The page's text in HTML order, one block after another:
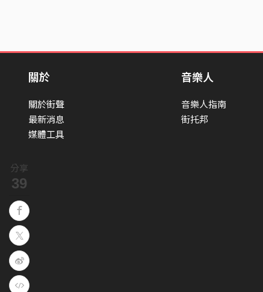
分享
39
關於
關於街聲
最新消息
媒體工具
音樂人
音樂人指南
街托邦